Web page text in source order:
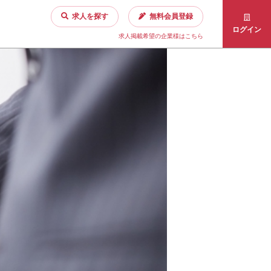
求人を探す 無料会員登録
求人掲載希望の企業様はこちら
ログイン